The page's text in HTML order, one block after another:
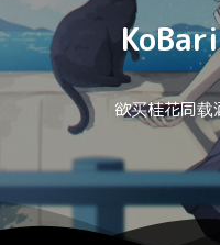
欲买桂花同载